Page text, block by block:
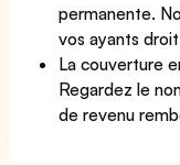
permanente.
vos ayants droit
La couverture
Regardez le
de revenu